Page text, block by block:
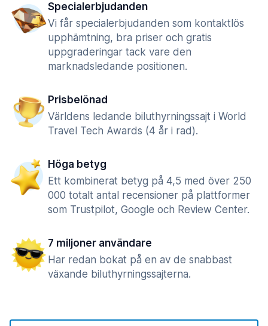
Specialerbjudanden
Vi får specialerbjudanden som kontaktlös
upphämtning, bra priser och gratis
uppgraderingar tack vare den
marknadsledande positionen.
Prisbelönad
Världens ledande biluthyrningssajt i World
Travel Tech Awards (4 år i rad).
Höga betyg
Ett kombinerat betyg på 4,5 med över 250
000 totalt antal recensioner på plattformer
som Trustpilot, Google och Review Center.
7 miljoner användare
Har redan bokat på en av de snabbast
växande biluthyrningssajterna.